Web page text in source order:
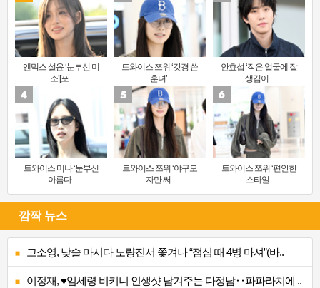
엔믹스 설윤 ‘눈부신 미
소’[포..
트와이스 쯔위 ‘갓경 쓴
훈녀’..
안효섭 ‘작은 얼굴에 잘
생김이 ..
트와이스 미나 ‘눈부신
아름다..
트와이스 쯔위 ‘야구모
자만 써..
트와이스 쯔위 ‘편안한
스타일..
깜짝 뉴스
고소영, 낮술 마시다 노량진서 쫓겨나 “점심 때 4병 마셔”(바..
이정재, ♥임세령 비키니 인생샷 남겨주는 다정남‥파파라치에 ..